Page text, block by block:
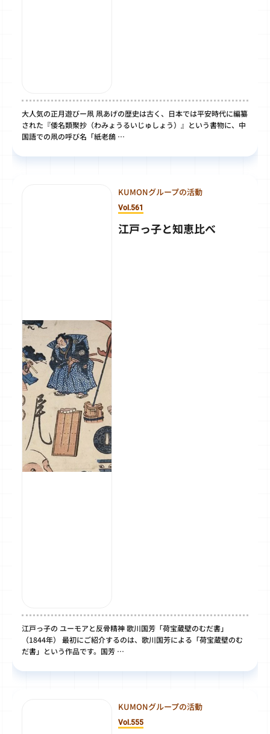
大人気の正月遊びー凧 凧あげの歴史は古く、日本では平安時代に編纂
された『倭名類聚抄（わみょうるいじゅしょう）』という書物に、中
国語での凧の呼び名「紙老鴟 …
KUMONグループの活動
Vol.561
江戸っ子と知恵比べ
江戸っ子の ユーモアと反骨精神 歌川国芳「荷宝蔵壁のむだ書」
（1844年） 最初にご紹介するのは、歌川国芳による「荷宝蔵壁のむ
だ書」という作品です。国芳 …
KUMONグループの活動
Vol.555